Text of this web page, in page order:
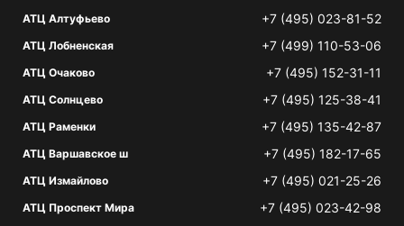
АТЦ Алтуфьево +7 (495) 023-81-52
АТЦ Лобненская +7 (499) 110-53-06
АТЦ Очаково +7 (495) 152-31-11
АТЦ Солнцево +7 (495) 125-38-41
АТЦ Раменки +7 (495) 135-42-87
АТЦ Варшавское ш +7 (495) 182-17-65
АТЦ Измайлово +7 (495) 021-25-26
АТЦ Проспект Мира +7 (495) 023-42-98